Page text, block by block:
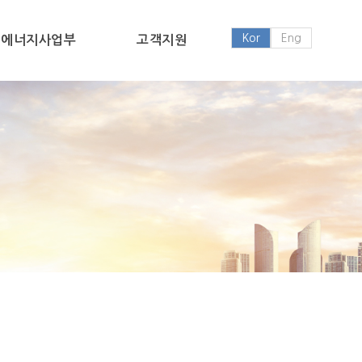
Kor Eng
에너지사업부 고객지원